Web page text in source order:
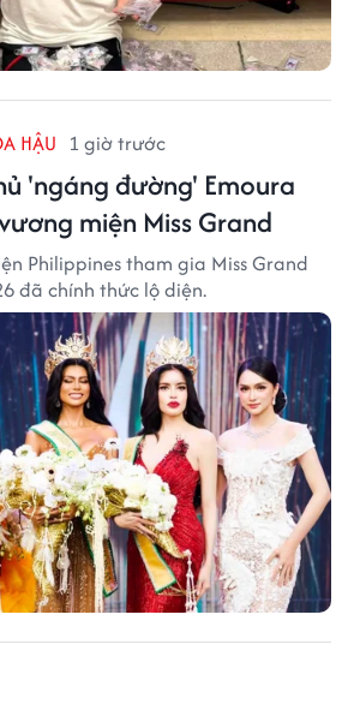
HẬU 1 giờ trước
'ngáng đường' Emoura
miện Miss Grand
Philippines tham gia Miss Grand
đã chính thức lộ diện.